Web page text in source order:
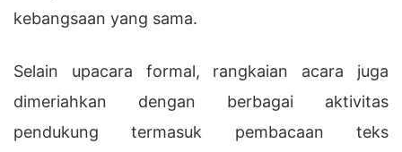
kebangsaan yang sama.
Selain upacara formal, rangkaian acara juga
dimeriahkan dengan berbagai aktivitas
pendukung termasuk pembacaan teks